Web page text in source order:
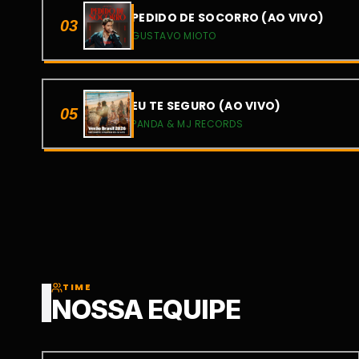
03 PEDIDO DE SOCORRO (AO VIVO)
GUSTAVO MIOTO
05 EU TE SEGURO (AO VIVO)
PANDA & MJ RECORDS
TIME
NOSSA EQUIPE